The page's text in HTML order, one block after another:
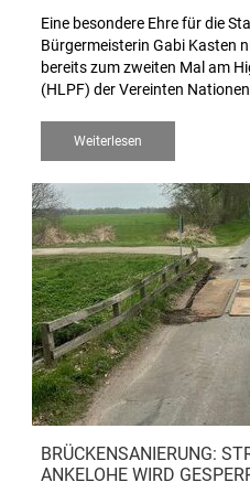
Eine besondere Ehre für die
Bürgermeisterin Gabi Kasten
bereits zum zweiten Mal am
(HLPF) der Vereinten
Weiterlesen
BRÜCKENSANIERUNG:
NKELOHE WIRD